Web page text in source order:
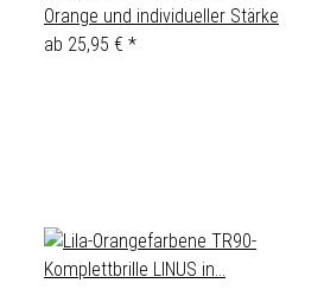
Orange und individueller Stärke
ab 25,95 € *